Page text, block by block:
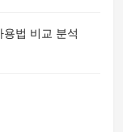
법 비교 분석